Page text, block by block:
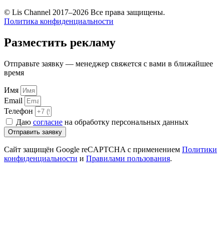
© Lis Channel 2017–2026 Все права защищены.
Политика конфиденциальности
Разместить рекламу
Отправьте заявку — менеджер свяжется с вами в ближайшее
время
Имя
Email
Телефон
Даю согласие на обработку персональных данных
Отправить заявку
Сайт защищён Google reCAPTCHA с применением Политики
конфиденциальности и Правилами пользования.